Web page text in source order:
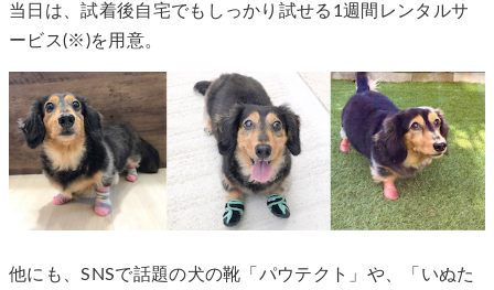
当日は、試着後自宅でもしっかり試せる1週間レンタルサ
ービス(※)を用意。
他にも、SNSで話題の犬の靴「パウテクト」や、「いぬた